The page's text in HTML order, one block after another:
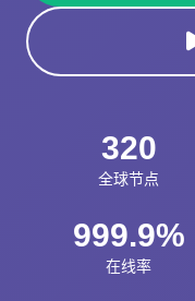
320
全球节点
999.9%
在线率